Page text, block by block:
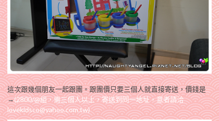
這次跟幾個朋友一起跟團。跟團價只要三個人就直接寄送，價錢是
→(2800/@組，需三個人以上，寄送到同一地址，意者請洽
lovekidsco@yahoo.com.tw)